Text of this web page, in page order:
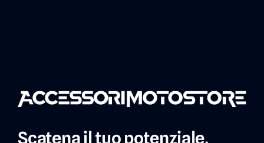
Scatena il tuo potenziale,